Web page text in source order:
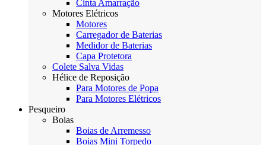
Cinta Amarração
Motores Elétricos
Motores
Carregador de Baterias
Medidor de Baterias
Capa Protetora
Colete Salva Vidas
Hélice de Reposição
Para Motores de Popa
Para Motores Elétricos
Pesqueiro
Boias
Boias de Arremesso
Boias Mini Torpedo